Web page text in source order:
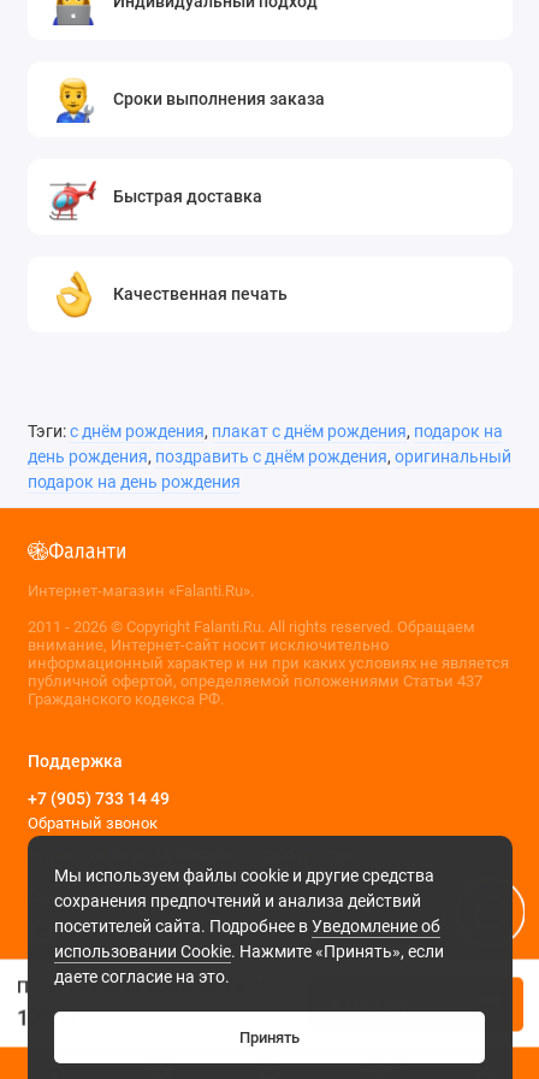
0
Плакат на День рождения №71
1230 ₽
Сроки выполнения заказа
Быстрая доставка
Качественная печать
Тэги:с днём рождения, плакат с днём рождения, подарок на
день рождения, поздравить с днём рождения, оригинальный
подарок на день рождения
Мы используем файлы cookie и другие средства
сохранения предпочтений и анализа действий
посетителей сайта. Подробнее вУведомление об
использовании Cookie. Нажмите «Принять», если
даете согласие на это.
Принять
Интернет-магазин «Falanti.Ru».
2011 - 2026 © Copyright Falanti.Ru. All rights reserved. Обращаем
внимание, Интернет-сайт носит исключительно
информационный характер и ни при каких условиях не является
публичной офертой, определяемой положениями Статьи 437
Гражданского кодекса РФ.
Поддержка
+7 (905) 733 14 49
Обратный звонок
Мы в сети